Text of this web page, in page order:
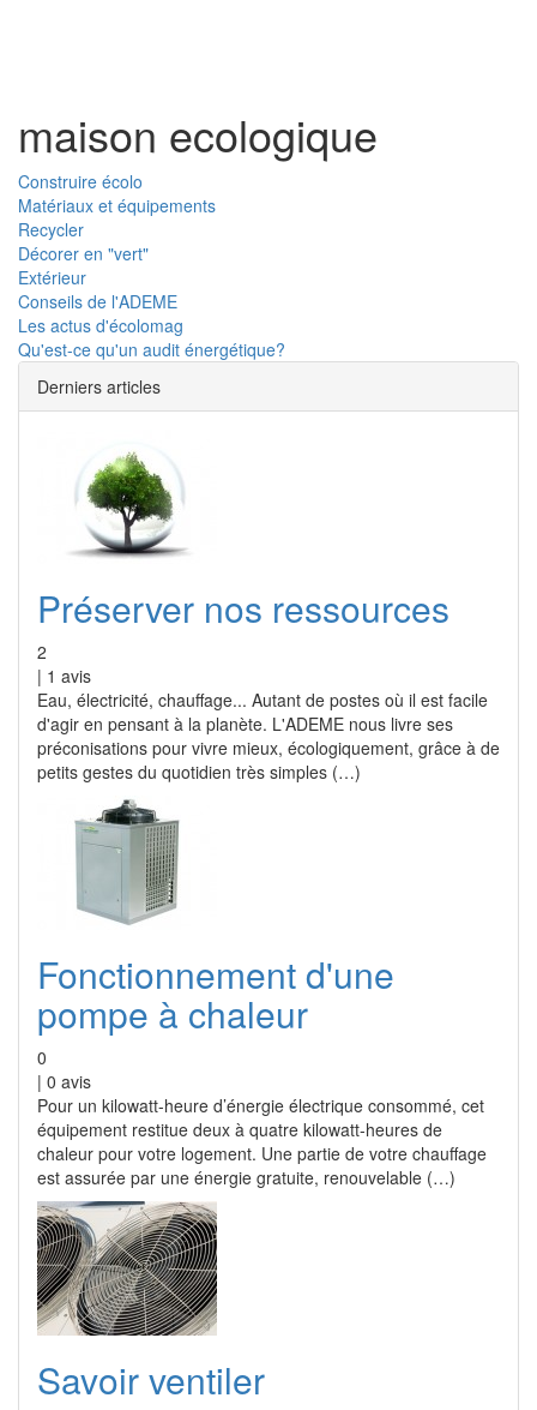
maison ecologique
Construire écolo
Matériaux et équipements
Recycler
Décorer en "vert"
Extérieur
Conseils de l'ADEME
Les actus d'écolomag
Qu'est-ce qu'un audit énergétique?
Derniers articles
Préserver nos ressources
2
| 1 avis
Eau, électricité, chauffage... Autant de postes où il est facile
d'agir en pensant à la planète. L'ADEME nous livre ses
préconisations pour vivre mieux, écologiquement, grâce à de
petits gestes du quotidien très simples (…)
Fonctionnement d'une
pompe à chaleur
0
| 0 avis
Pour un kilowatt-heure d’énergie électrique consommé, cet
équipement restitue deux à quatre kilowatt-heures de
chaleur pour votre logement. Une partie de votre chauffage
est assurée par une énergie gratuite, renouvelable (…)
Savoir ventiler